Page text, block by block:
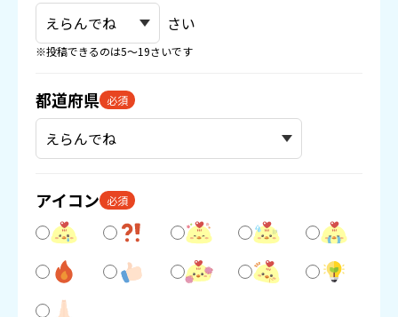
さい
※投稿できるのは5〜19さいです
都道府県 必須
アイコン 必須